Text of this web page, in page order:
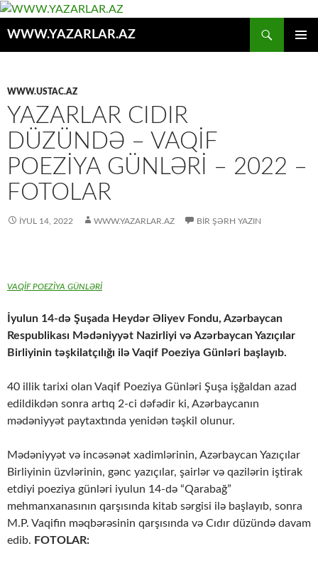
WWW.YAZARLAR.AZ
WWW.USTAC.AZ
YAZARLAR CIDIR
DÜZÜNDƏ – VAQİF
POEZİYA GÜNLƏRİ – 2022 –
FOTOLAR
İYUL 14, 2022 WWW.YAZARLAR.AZ BIR ŞƏRH YAZIN
VAQİF POEZİYA GÜNLƏRİ
İyulun 14-də Şuşada Heydər Əliyev Fondu, Azərbaycan
Respublikası Mədəniyyət Nazirliyi və Azərbaycan Yazıçılar
Birliyinin təşkilatçılığı ilə Vaqif Poeziya Günləri başlayıb.
40 illik tarixi olan Vaqif Poeziya Günləri Şuşa işğaldan azad
edildikdən sonra artıq 2-ci dəfədir ki, Azərbaycanın
mədəniyyət paytaxtında yenidən təşkil olunur.
Mədəniyyət və incəsənət xadimlərinin, Azərbaycan Yazıçılar
Birliyinin üzvlərinin, gənc yazıçılar, şairlər və qazilərin iştirak
etdiyi poeziya günləri iyulun 14-də “Qarabağ”
mehmanxanasının qarşısında kitab sərgisi ilə başlayıb, sonra
M.P. Vaqifin məqbərəsinin qarşısında və Cıdır düzündə davam
edib. FOTOLAR: